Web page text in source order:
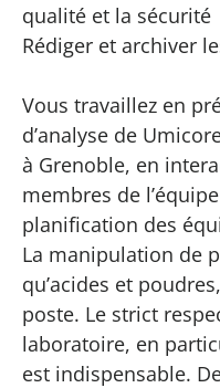
qualité et la sécurité
Rédiger et archiver
Vous travaillez en
d’analyse de
à Grenoble, en
membres de
planification des
La manipulation de
qu’acides et
poste. Le strict
laboratoire, en
est indispensable.